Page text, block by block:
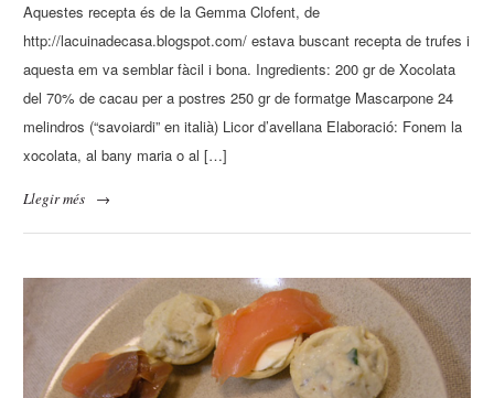
Aquestes recepta és de la Gemma Clofent, de
http://lacuinadecasa.blogspot.com/ estava buscant recepta de trufes i
aquesta em va semblar fàcil i bona. Ingredients: 200 gr de Xocolata
del 70% de cacau per a postres 250 gr de formatge Mascarpone 24
melindros (“savoiardi” en italià) Licor d’avellana Elaboració: Fonem la
xocolata, al bany maria o al […]
Llegir més →